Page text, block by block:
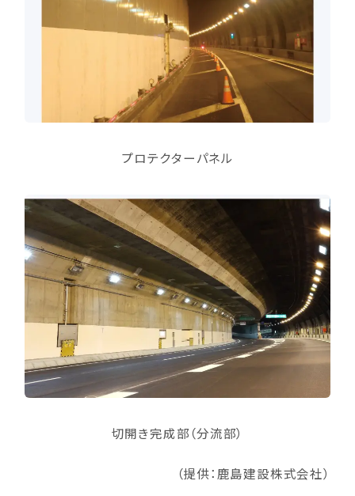
プロテクターパネル
切開き完成部（分流部）
（提供：鹿島建設株式会社）